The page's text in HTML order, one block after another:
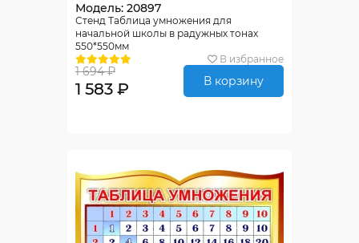
Модель: 20897
Стенд Таблица умножения для
начальной школы в радужных тонах
550*550мм
В избранное
1 694 ₽
1 583 ₽ В корзину